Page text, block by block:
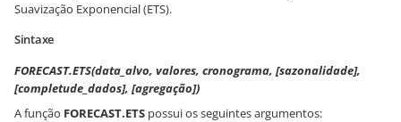
Suavização Exponencial (ETS).
Sintaxe
FORECAST.ETS(data_alvo, valores, cronograma, [sazonalidade],
[completude_dados], [agregação])
A função FORECAST.ETS possui os seguintes argumentos: